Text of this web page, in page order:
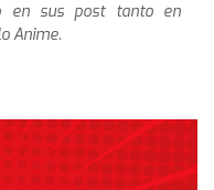
en sus post tanto en
Anime.